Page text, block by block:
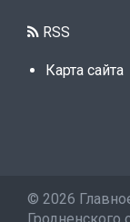
RSS
Карта сайта
© 2026